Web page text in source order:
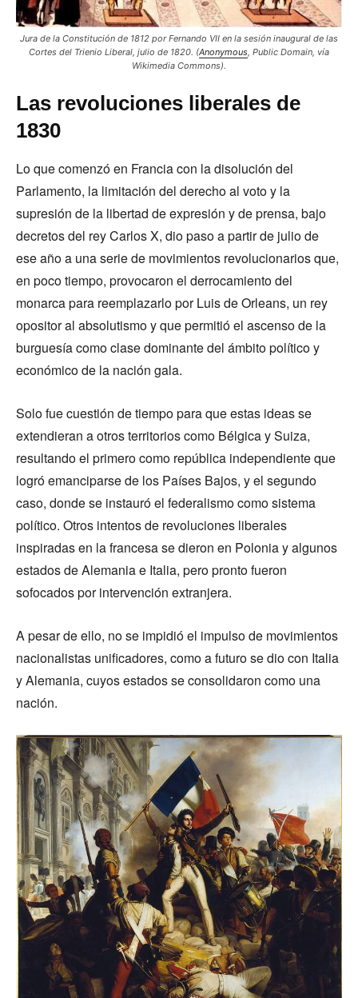
Jura de la Constitución de 1812 por Fernando VII en la sesión inaugural de las
Cortes del Trienio Liberal, julio de 1820. (Anonymous, Public Domain, vía
Wikimedia Commons).
Las revoluciones liberales de
1830
Lo que comenzó en Francia con la disolución del
Parlamento, la limitación del derecho al voto y la
supresión de la libertad de expresión y de prensa, bajo
decretos del rey Carlos X, dio paso a partir de julio de
ese año a una serie de movimientos revolucionarios que,
en poco tiempo, provocaron el derrocamiento del
monarca para reemplazarlo por Luis de Orleans, un rey
opositor al absolutismo y que permitió el ascenso de la
burguesía como clase dominante del ámbito político y
económico de la nación gala.
Solo fue cuestión de tiempo para que estas ideas se
extendieran a otros territorios como Bélgica y Suiza,
resultando el primero como república independiente que
logró emanciparse de los Países Bajos, y el segundo
caso, donde se instauró el federalismo como sistema
político. Otros intentos de revoluciones liberales
inspiradas en la francesa se dieron en Polonia y algunos
estados de Alemania e Italia, pero pronto fueron
sofocados por intervención extranjera.
A pesar de ello, no se impidió el impulso de movimientos
nacionalistas unificadores, como a futuro se dio con Italia
y Alemania, cuyos estados se consolidaron como una
nación.